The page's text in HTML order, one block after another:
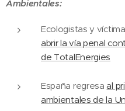
Ambientales:
Ecologistas y
abrir la vía penal
de TotalEnergies
España regresaal
ambientales de la